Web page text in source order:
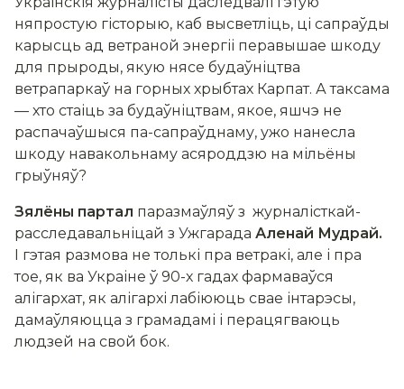
няпростую гісторыю, каб высветліць, ці сапраўды
карысць ад ветраной энергіі перавышае шкоду
для прыроды, якую нясе будаўніцтва
ветрапаркаў на горных хрыбтах Карпат. А таксама
— хто стаіць за будаўніцтвам, якое, яшчэ не
распачаўшыся па-сапраўднаму, ужо нанесла
шкоду навакольнаму асяроддзю на мільёны
грыўняў?
Зялёны партал паразмаўляў з журналісткай-
расследавальніцай з Ужгарада Аленай Мудрай.
І гэтая размова не толькі пра ветракі, але і пра
тое, як ва Украіне ў 90-х гадах фармаваўся
алігархат, як алігархі лабіююць свае інтарэсы,
дамаўляюцца з грамадамі і перацягваюць
людзей на свой бок.